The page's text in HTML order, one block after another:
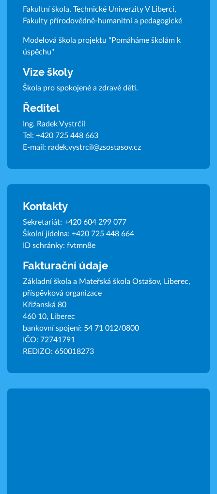
Fakultní škola, Technické Univerzity V Liberci,
Fakulty přírodovědně-humanitní a pedagogické
Modelová škola projektu "Pomáháme školám k
úspěchu"
Vize školy
Škola pro spokojené a zdravé děti.
Ředitel
Ing. Radek Vystrčil
Tel: +420 725 448 663
E-mail: radek.vystrcil@zsostasov.cz
Kontakty
Sekretariát: +420 604 299 077
Školní jídelna: +420 725 448 664
ID schránky: fvtmn8e
Fakturační údaje
Základní škola a Mateřská škola Ostašov, Liberec,
příspěvková organizace
Křižanská 80
460 10, Liberec
bankovní spojení: 54 71 012/0800
IČO: 72741791
REDIZO: 650018273